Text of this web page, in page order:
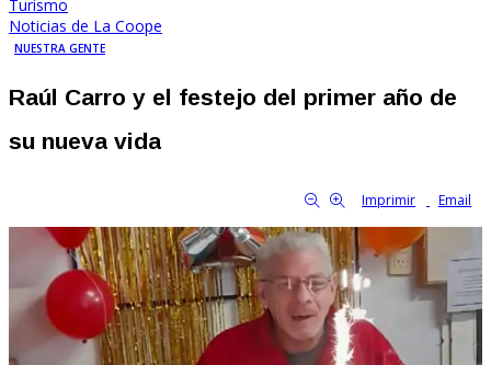
Turismo
Noticias de La Coope
NUESTRA GENTE
Raúl Carro y el festejo del primer año de
su nueva vida
Imprimir Email